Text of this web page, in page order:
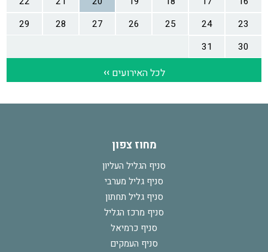
מחוז צפון
סניף הגליל העליון
סניף גליל מערבי
סניף גליל תחתון
סניף מרכז הגליל
סניף כרמיאל
סניף העמקים